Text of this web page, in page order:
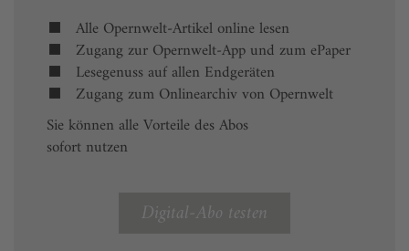
Alle Opernwelt-Artikel online lesen
Zugang zur Opernwelt-App und zum ePaper
Lesegenuss auf allen Endgeräten
Zugang zum Onlinearchiv von Opernwelt
Sie können alle Vorteile des Abos
sofort nutzen
Digital-Abo testen